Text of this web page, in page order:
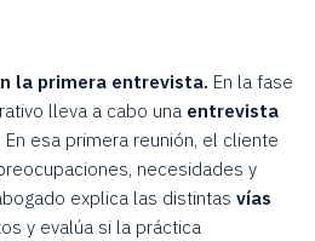
la primera entrevista. En la fase
lleva a cabo una entrevista
esa primera reunión, el cliente
necesidades y
explica las distintas vías
y evalúa si la práctica